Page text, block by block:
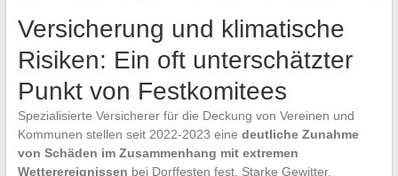
Versicherung und klimatische
Risiken: Ein oft unterschätzter
Punkt von Festkomitees
Spezialisierte Versicherer für die Deckung von Vereinen und
Kommunen stellen seit 2022-2023 eine deutliche Zunahme
von Schäden im Zusammenhang mit extremen
Wetterereignissen bei Dorffesten fest. Starke Gewitter,